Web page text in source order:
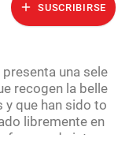
SUSCRIBIRSE
presenta una sele
recogen la belle
y que han sido to
libremente en
de interne